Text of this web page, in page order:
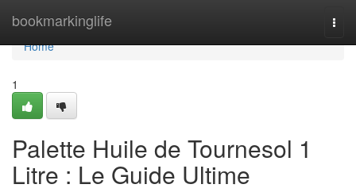
bookmarkinglife
Home
Home
1
Palette Huile de Tournesol 1
Litre : Le Guide Ultime